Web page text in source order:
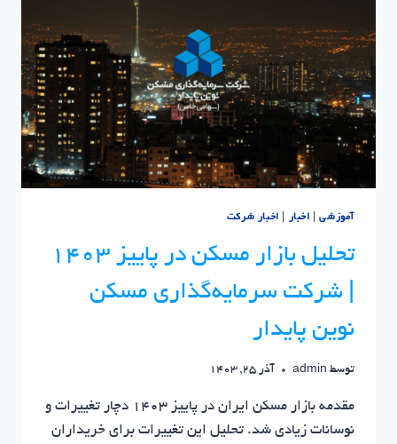
مدیرعامل
گروه
سرمایه
گذاری
مسکن
آموزشی| اخبار اخبار شرکت
تحلیل بازار مسکن در پاییز 1403
| شرکت سرمایه‌گذاری مسکن
نوین پایدار
توسط admin آذر 25, 1403
مقدمه بازار مسکن ایران در پاییز 1403 دچار تغییرات و
نوسانات زیادی شد. تحلیل این تغییرات برای خریداران